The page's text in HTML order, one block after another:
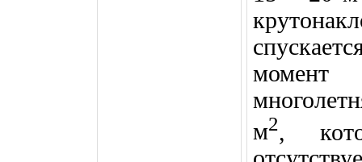
момент
м2,